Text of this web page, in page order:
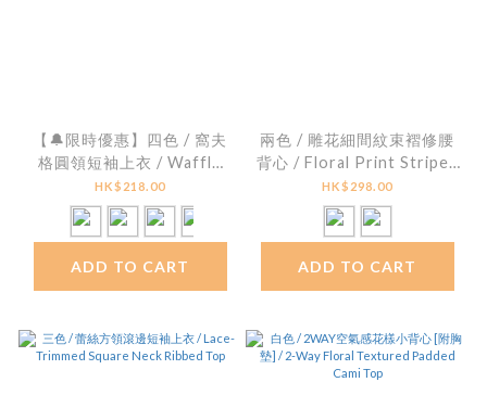
【🔔限時優惠】四色 / 窩夫
格圓領短袖上衣 / Waffle
Knit Crew Neck Top
HK$218.00
ADD TO CART
兩色 / 雕花細間紋束褶修腰
背心 / Floral Print Striped
Smocked Peplum Top
HK$298.00
ADD TO CART